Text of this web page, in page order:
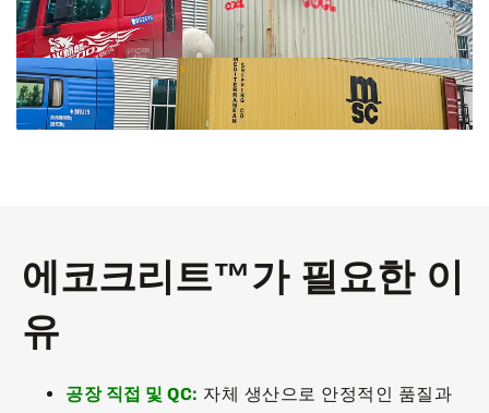
에코크리트™가 필요한 이
유
공장 직접 및 QC: 자체 생산으로 안정적인 품질과